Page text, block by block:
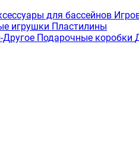
для бассейнов
игрушки Пластилины
Другое Подарочные коробки